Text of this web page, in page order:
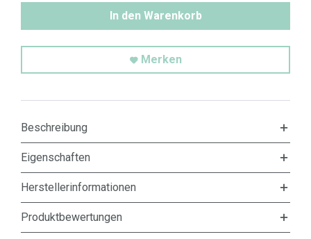
In den Warenkorb
Merken
Beschreibung
Eigenschaften
Herstellerinformationen
Produktbewertungen